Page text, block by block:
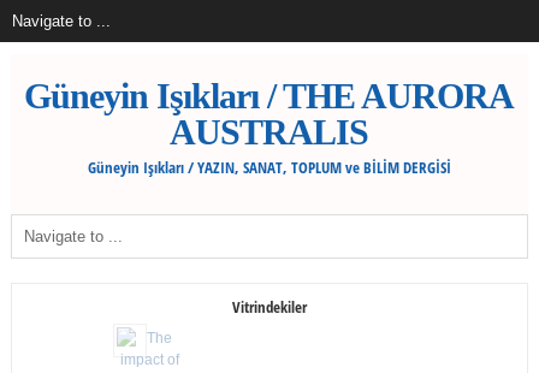
Güneyin Işıkları / THE AURORA
AUSTRALIS
Güneyin Işıkları / YAZIN, SANAT, TOPLUM ve BİLİM DERGİSİ
Vitrindekiler